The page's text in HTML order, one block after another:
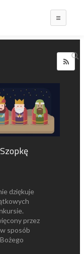
dziękuje
przez
sposób